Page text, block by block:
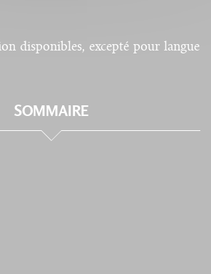
disponibles, excepté pour langue
SOMMAIRE